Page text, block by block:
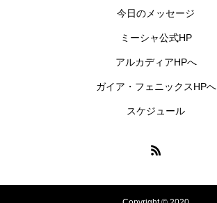
今日のメッセージ
ミーシャ公式HP
アルカディアHPへ
ガイア・フェニックスHPへ
スケジュール